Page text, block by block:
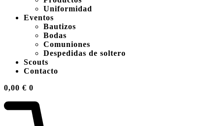
Uniformidad
Eventos
Bautizos
Bodas
Comuniones
Despedidas de soltero
Scouts
Contacto
0,00 € 0